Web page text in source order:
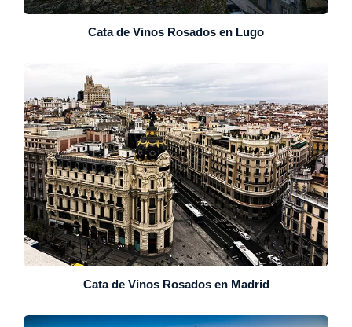
Cata de Vinos Rosados en Lugo
Cata de Vinos Rosados en Madrid